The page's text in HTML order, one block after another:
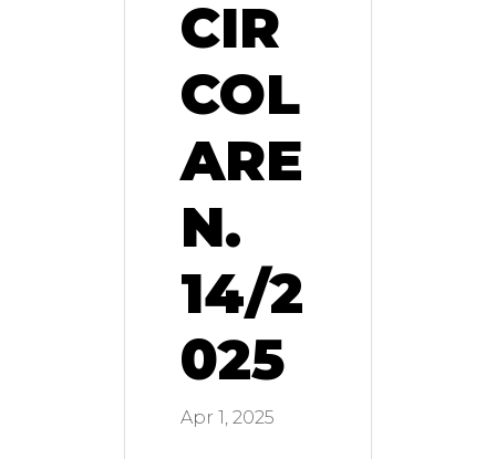
CIR
COL
ARE
N.
14/2
025
Apr 1, 2025